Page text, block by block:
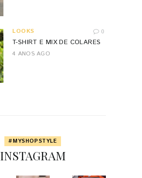
LOOKS 0
T-SHIRT E MIX DE COLARES
4 ANOS AGO
#MYSHOPSTYLE
INSTAGRAM